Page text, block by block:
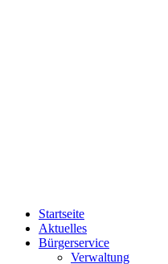
Startseite
Aktuelles
Bürgerservice
Verwaltung